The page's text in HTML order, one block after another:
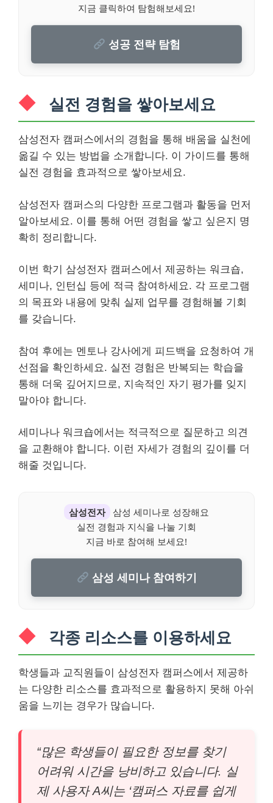
지금 클릭하여 탐험해보세요!
성공 전략 탐험
실전 경험을 쌓아보세요
삼성전자 캠퍼스에서의 경험을 통해 배움을 실천에
옮길 수 있는 방법을 소개합니다. 이 가이드를 통해
실전 경험을 효과적으로 쌓아보세요.
삼성전자 캠퍼스의 다양한 프로그램과 활동을 먼저
알아보세요. 이를 통해 어떤 경험을 쌓고 싶은지 명
확히 정리합니다.
이번 학기 삼성전자 캠퍼스에서 제공하는 워크숍,
세미나, 인턴십 등에 적극 참여하세요. 각 프로그램
의 목표와 내용에 맞춰 실제 업무를 경험해볼 기회
를 갖습니다.
참여 후에는 멘토나 강사에게 피드백을 요청하여 개
선점을 확인하세요. 실전 경험은 반복되는 학습을
통해 더욱 깊어지므로, 지속적인 자기 평가를 잊지
말아야 합니다.
세미나나 워크숍에서는 적극적으로 질문하고 의견
을 교환해야 합니다. 이런 자세가 경험의 깊이를 더
해줄 것입니다.
삼성전자 삼성 세미나로 성장해요
실전 경험과 지식을 나눌 기회
지금 바로 참여해 보세요!
삼성 세미나 참여하기
각종 리소스를 이용하세요
학생들과 교직원들이 삼성전자 캠퍼스에서 제공하
는 다양한 리소스를 효과적으로 활용하지 못해 아쉬
움을 느끼는 경우가 많습니다.
“많은 학생들이 필요한 정보를 찾기
어려워 시간을 낭비하고 있습니다. 실
제 사용자 A씨는 ‘캠퍼스 자료를 쉽게